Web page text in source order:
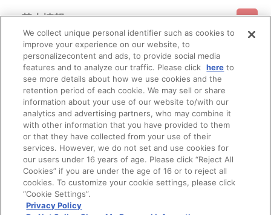
基本情報
利用規約 特定商取引法に基づく表示 プライバシーポリシー
プライバシーオプション 会社概要
ご利用情報
ご利用ガイド サイトマップ お問い合わせ
Do Not Sell or Share My Personal Information
会員メニュー
ログイン 会員規約 新規会員登録
その他のご案内
公式X バンダイナムコフィルムワークス
We collect unique personal identifier such as cookies to
improve your experience on our website, to
personalizecontent and ads, to provide social media
features and to analyze our traffic. Please click here to
see more details about how we use cookies and the
retention period of each cookie. We may sell or share
information about your use of our website to/with our
analytics and advertising partners, who may combine it
with other information that you have provided to them
or that they have collected from your use of their
services. However, we do not set and use cookies for
our users under 16 years of age. Please click “Reject All
Cookies” if you are under the age of 16 or to reject all
cookies. To customize your cookie settings, please click
“Cookie Settings”.
Privacy Policy